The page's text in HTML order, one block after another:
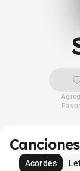
Acordes